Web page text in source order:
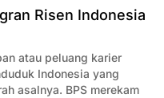
Risen Indonesia
atau peluang karier
Indonesia yang
asalnya. BPS merekam